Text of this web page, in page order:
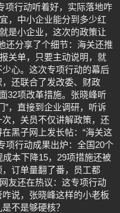
项行动听着好，实际落地咋
，中小企业能分到多少红
是小企业，这次的政策让
还分享了个细节：海关还推
关单，只要主动说明，就
心。这次专项行动的幕后
还联合了发改委、财政
32项改革措施。张晓峰听
”，直接到企业调研，听诉
，关员不仅讲解政策，还
黑子网上发长帖：“海关这
项行动成果出炉：全国20个
本下降15，29项措施还被
订单量翻了番，员工都
友还在热议：这专项行动
说，张晓峰这样的小老板
不是够硬核？